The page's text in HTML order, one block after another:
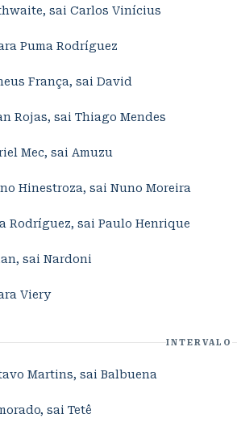
sai Carlos Vinícius
Puma Rodríguez
França, sai David
Rojas, sai Thiago Mendes
Mec, sai Amuzu
Hinestroza, sai Nuno Moreira
Rodríguez, sai Paulo Henrique
sai Nardoni
Viery
INTERVALO
Martins, sai Balbuena
sai Tetê